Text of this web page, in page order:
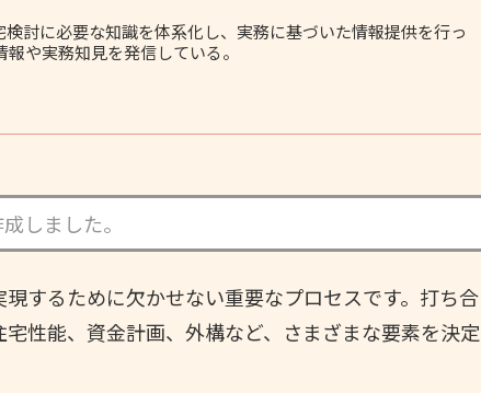
討に必要な知識を体系化し、実務に基づいた情報提供を行っ
や実務知見を発信している。
しました。
するために欠かせない重要なプロセスです。打ち合
性能、資金計画、外構など、さまざまな要素を決定